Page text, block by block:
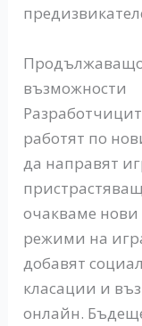
възможности
работят по
да направят
очакваме нови
режими на
добавят
класации и
онлайн.